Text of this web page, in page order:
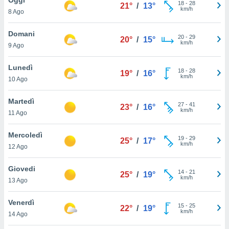
è
al sito
di
ci
di
il
un
la
nella
8 Ago
21° / 13° 18- 28
km/h
Domani
9 Ago
20° / 15° 20- 29
km/h
Lunedì
10 Ago
19° / 16° 18- 28
km/h
Martedì
11 Ago
23° / 16° 27- 41
km/h
Mercoledì
12 Ago
25° / 17° 19- 29
km/h
Giovedi
13 Ago
25° / 19° 14- 21
km/h
Venerdì
14 Ago
22° / 19° 15- 25
km/h